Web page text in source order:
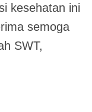
kesehatan ini
semoga
SWT,